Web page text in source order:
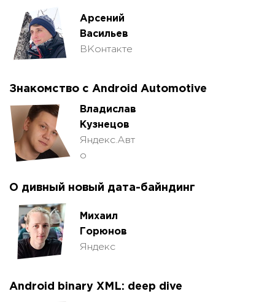
Арсений
Васильев
ВКонтакте
Знакомство с Android Automotive
Владислав
Кузнецов
Яндекс.Авт
о
О дивный новый дата-байндинг
Михаил
Горюнов
Яндекс
Android binary XML: deep dive